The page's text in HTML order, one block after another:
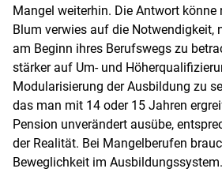
Mangel weiterhin. Die Antwort könne
Blum verwies auf die Notwendigkeit,
am Beginn ihres Berufswegs zu
stärker auf Um- und
Modularisierung der Ausbildung zu
das man mit 14 oder 15 Jahren
Pension unverändert ausübe,
der Realität. Bei Mangelberufen
Beweglichkeit im Ausbildungssystem.